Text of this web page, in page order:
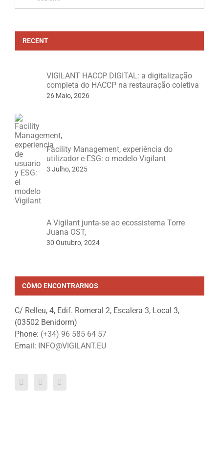
RECENT
VIGILANT HACCP DIGITAL: a digitalização
completa do HACCP na restauração coletiva
26 Maio, 2026
Facility Management, experiência do
utilizador e ESG: o modelo Vigilant
3 Julho, 2025
A Vigilant junta-se ao ecossistema Torre
Juana OST,
30 Outubro, 2024
CÓMO ENCONTRARNOS
C/ Relleu, 4, Edif. Romeral 2, Escalera 3, Local 3,
(03502 Benidorm)
Phone: (+34) 96 585 64 57
Email: INFO@VIGILANT.EU